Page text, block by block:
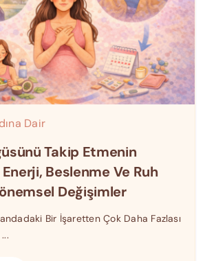
Dair
Takip Etmenin
Enerji, Beslenme Ve Ruh
Değişimler
Bir İşaretten Çok Daha Fazlası